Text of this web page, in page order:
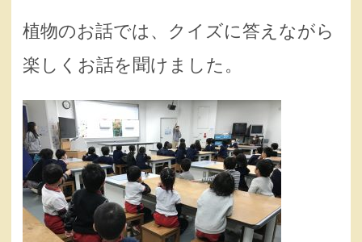
植物のお話では、クイズに答えながら
楽しくお話を聞けました。